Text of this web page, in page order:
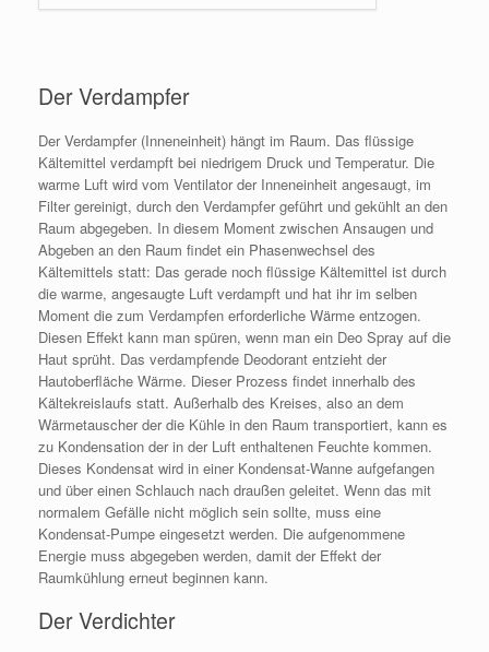
Der Verdampfer
Der Verdampfer (Inneneinheit) hängt im Raum. Das flüssige
Kältemittel verdampft bei niedrigem Druck und Temperatur. Die
warme Luft wird vom Ventilator der Inneneinheit angesaugt, im
Filter gereinigt, durch den Verdampfer geführt und gekühlt an den
Raum abgegeben. In diesem Moment zwischen Ansaugen und
Abgeben an den Raum findet ein Phasenwechsel des
Kältemittels statt: Das gerade noch flüssige Kältemittel ist durch
die warme, angesaugte Luft verdampft und hat ihr im selben
Moment die zum Verdampfen erforderliche Wärme entzogen.
Diesen Effekt kann man spüren, wenn man ein Deo Spray auf die
Haut sprüht. Das verdampfende Deodorant entzieht der
Hautoberfläche Wärme. Dieser Prozess findet innerhalb des
Kältekreislaufs statt. Außerhalb des Kreises, also an dem
Wärmetauscher der die Kühle in den Raum transportiert, kann es
zu Kondensation der in der Luft enthaltenen Feuchte kommen.
Dieses Kondensat wird in einer Kondensat-Wanne aufgefangen
und über einen Schlauch nach draußen geleitet. Wenn das mit
normalem Gefälle nicht möglich sein sollte, muss eine
Kondensat-Pumpe eingesetzt werden. Die aufgenommene
Energie muss abgegeben werden, damit der Effekt der
Raumkühlung erneut beginnen kann.
Der Verdichter